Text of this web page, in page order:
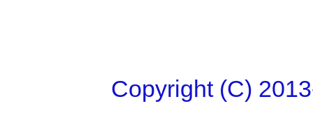
Copyright (C)